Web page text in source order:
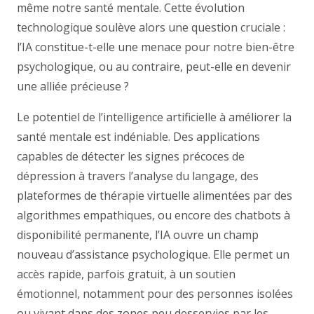
même notre santé mentale. Cette évolution
technologique soulève alors une question cruciale :
l’IA constitue-t-elle une menace pour notre bien-être
psychologique, ou au contraire, peut-elle en devenir
une alliée précieuse ?
Le potentiel de l’intelligence artificielle à améliorer la
santé mentale est indéniable. Des applications
capables de détecter les signes précoces de
dépression à travers l’analyse du langage, des
plateformes de thérapie virtuelle alimentées par des
algorithmes empathiques, ou encore des chatbots à
disponibilité permanente, l’IA ouvre un champ
nouveau d’assistance psychologique. Elle permet un
accès rapide, parfois gratuit, à un soutien
émotionnel, notamment pour des personnes isolées